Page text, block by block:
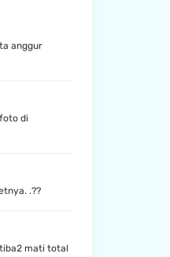
anggur
di
.??
mati total